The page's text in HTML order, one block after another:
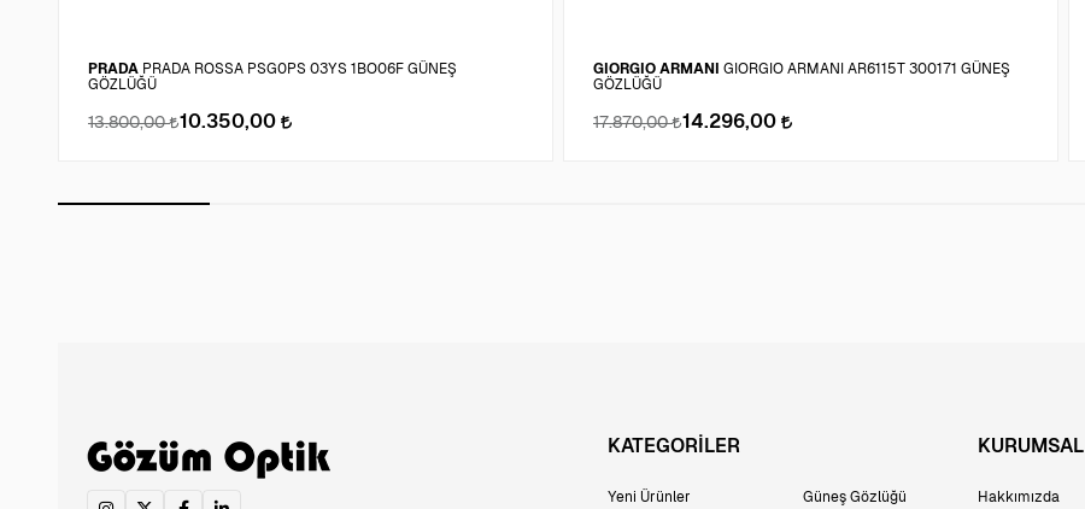
PRADA PRADA ROSSA PSG0PS 03YS 1BO06F GÜNEŞ
GÖZLÜĞÜ
13.800,00 10.350,00
GIORGIO ARMANI GIORGIO ARMANI AR6115T 300171 GÜNEŞ
GÖZLÜĞÜ
17.870,00 14.296,00
KATEGORİLER
Yeni Ürünler Güneş Gözlüğü
KURUMSAL
Hakkımızda